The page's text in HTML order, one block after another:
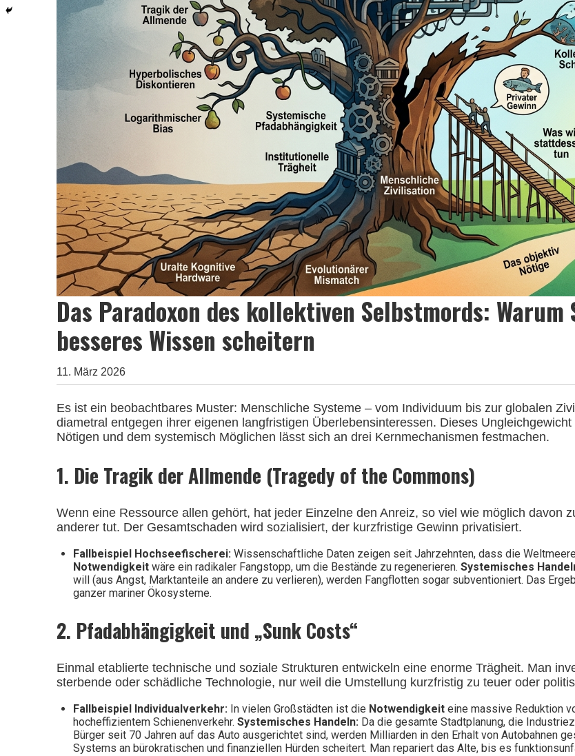
Das Paradoxon des kollektiven Selbstmords: Warum
besseres Wissen scheitern
11. März 2026
Es ist ein beobachtbares Muster: Menschliche Systeme – vom Individuum bis zur globalen
diametral entgegen ihrer eigenen langfristigen Überlebensinteressen. Dieses
Nötigen und dem systemisch Möglichen lässt sich an drei Kernmechanismen festmachen.
1. Die Tragik der Allmende (Tragedy of the Commons)
Wenn eine Ressource allen gehört, hat jeder Einzelne den Anreiz, so viel wie möglich davon
anderer tut. Der Gesamtschaden wird sozialisiert, der kurzfristige Gewinn privatisiert.
Fallbeispiel Hochseefischerei: Wissenschaftliche Daten zeigen seit Jahrzehnten, dass die
Notwendigkeit wäre ein radikaler Fangstopp, um die Bestände zu regenerieren. Systemisches
will (aus Angst, Marktanteile an andere zu verlieren), werden Fangflotten sogar subventioniert. Das
ganzer mariner Ökosysteme.
2. Pfadabhängigkeit und „Sunk Costs“
Einmal etablierte technische und soziale Strukturen entwickeln eine enorme Trägheit. Man
sterbende oder schädliche Technologie, nur weil die Umstellung kurzfristig zu teuer oder
Fallbeispiel Individualverkehr: In vielen Großstädten ist die Notwendigkeit eine massive Reduktion
hocheffizientem Schienenverkehr. Systemisches Handeln: Da die gesamte Stadtplanung, die
Bürger seit 70 Jahren auf das Auto ausgerichtet sind, werden Milliarden in den Erhalt von Autobahnen
Systems an bürokratischen und finanziellen Hürden scheitert. Man repariert das Alte, bis es